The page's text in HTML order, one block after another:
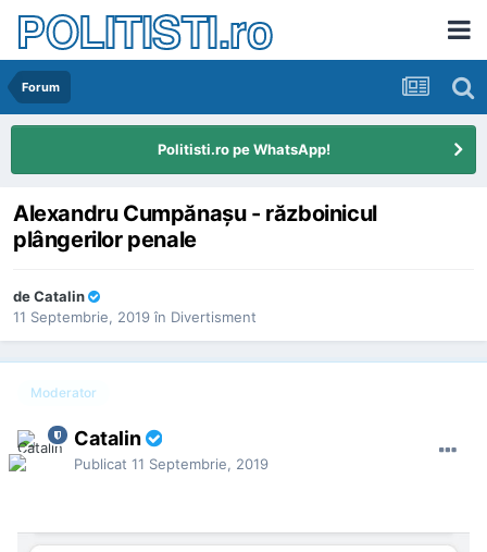
POLITISTI.ro
Forum
Politisti.ro pe WhatsApp!
Alexandru Cumpănaşu - războinicul
plângerilor penale
deCatalin
11 Septembrie, 2019 în Divertisment
Moderator
Catalin
Publicat 11 Septembrie, 2019